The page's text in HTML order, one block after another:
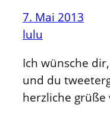
7. Mai 2013
lulu
Ich wünsche
und du
herzliche grüße